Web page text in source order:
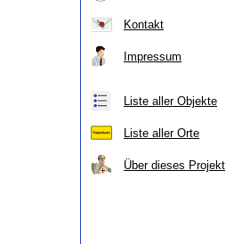
Kontakt
Impressum
Liste aller Objekte
Liste aller Orte
Über dieses Projekt